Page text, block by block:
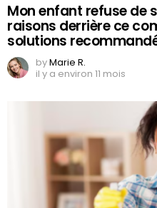
Mon enfant refuse de
raisons derrière ce
solutions
byMarie R.
il y a environ 11 mois